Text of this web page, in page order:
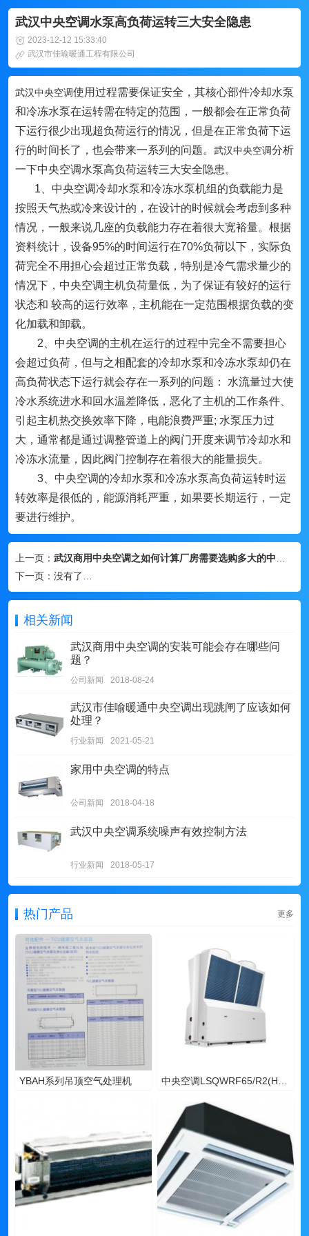
武汉中央空调水泵高负荷运转三大安全隐患
2023-12-12 15:33:40
武汉市佳喻暖通工程有限公司
武汉中央空调使用过程需要保证安全，其核心部件冷却水泵
和冷冻水泵在运转需在特定的范围，一般都会在正常负荷
下运行很少出现超负荷运行的情况，但是在正常负荷下运
行的时间长了，也会带来一系列的问题。 武汉中央空调分析
一下中央空调水泵高负荷运转三大安全隐患。
1、中央空调冷却水泵和冷冻水泵机组的负载能力是
按照天气热或冷来设计的，在设计的时候就会考虑到多种
情况，一般来说几座的负载能力存在着很大宽裕量。根据
资料统计，设备95%的时间运行在70%负荷以下，实际负
荷完全不用担心会超过正常负载，特别是冷气需求量少的
情况下，中央空调主机负荷量低，为了保证有较好的运行
状态和 较高的运行效率，主机能在一定范围根据负载的变
化加载和卸载。
2、中央空调的主机在运行的过程中完全不需要担心
会超过负荷，但与之相配套的冷却水泵和冷冻水泵却仍在
高负荷状态下运行就会存在一系列的问题： 水流量过大使
冷水系统进水和回水温差降低，恶化了主机的工作条件、
引起主机热交换效率下降，电能浪费严重; 水泵压力过
大，通常都是通过调整管道上的阀门开度来调节冷却水和
冷冻水流量，因此阀门控制存在着很大的能量损失。
3、中央空调的冷却水泵和冷冻水泵高负荷运转时运
转效率是很低的，能源消耗严重，如果要长期运行，一定
要进行维护。
上一页： 武汉商用中央空调之如何计算厂房需要选购多大的中央空调
下一页： 没有了…
相关新闻
武汉商用中央空调的安装可能会存在哪些问
题？
公司新闻 2018-08-24
武汉市佳喻暖通​中央空调出现跳闸了应该如何
处理？
行业新闻 2021-05-21
家用中央空调的特点
公司新闻 2018-04-18
武汉中央空调系统噪声有效控制方法
行业新闻 2018-05-17
热门产品 更多
YBAH系列吊顶空气处理机